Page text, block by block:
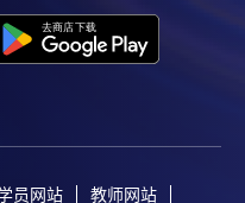
员网站 教师网站